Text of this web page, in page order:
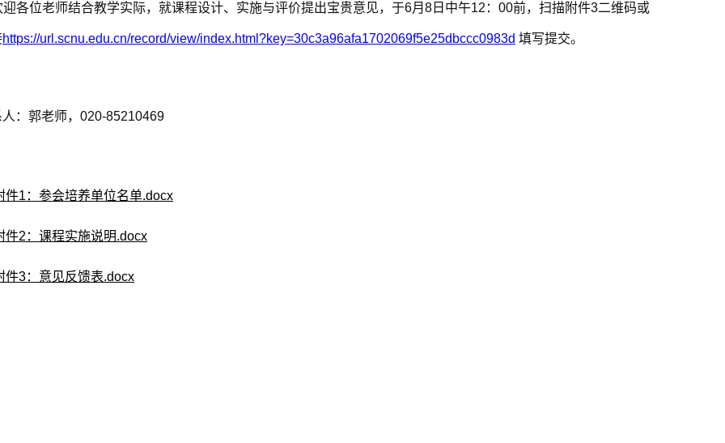
迎各位老师结合教学实际，就课程设计、实施与评价提出宝贵意见，于6月8日中午12：00前，扫描附件3二维码或
https://url.scnu.edu.cn/record/view/index.html?key=30c3a96afa1702069f5e25dbccc0983d 填写提交。
： 郭老师，020-85210469
件1：参会培养单位名单.docx
件2：课程实施说明.docx
件3：意见反馈表.docx